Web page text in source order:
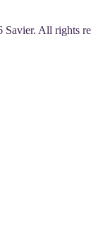
Savier. All rights